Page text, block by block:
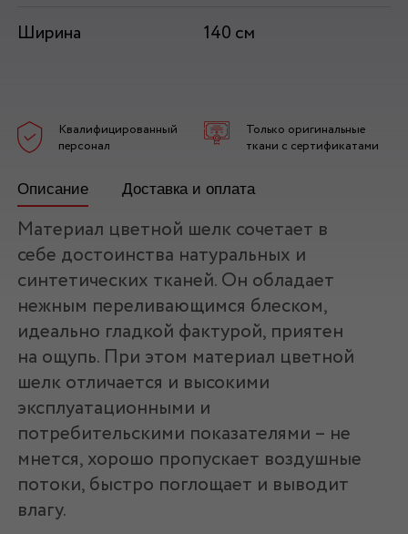
Ширина
140 см
Квалифицированный
персонал
Только оригинальные
ткани с сертификатами
Описание Доставка и оплата
Материал цветной шелк сочетает в
себе достоинства натуральных и
синтетических тканей. Он обладает
нежным переливающимся блеском,
идеально гладкой фактурой, приятен
на ощупь. При этом материал цветной
шелк отличается и высокими
эксплуатационными и
потребительскими показателями – не
мнется, хорошо пропускает воздушные
потоки, быстро поглощает и выводит
влагу.